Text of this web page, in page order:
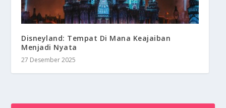
Disneyland: Tempat Di Mana Keajaiban
Menjadi Nyata
27 Desember 2025